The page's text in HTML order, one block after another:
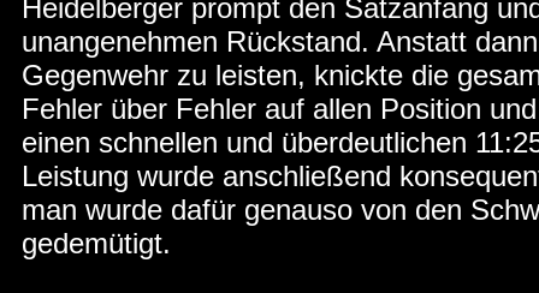
Heidelberger prompt den Satzanfang
unangenehmen Rückstand. Anstatt
Gegenwehr zu leisten, knickte die
Fehler über Fehler auf allen Position
einen schnellen und überdeutlichen
Leistung wurde anschließend
man wurde dafür genauso von den
gedemütigt.